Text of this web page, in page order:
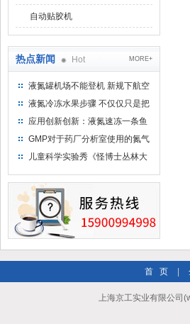
自动贴胶机
热点新闻 Hot MORE+
液氮罐机场不能登机 新规下航空
运输罐能否上飞机
液氮冷冻水果步骤 不仅仅只是把
水果扔到液氮中
应用创新创新：液氮速冻一条鱼
只需15分钟 保持活鲜一整年
GMP对于药厂分析室使用的氮气
钢瓶存放标准
儿童科学实验秀《怪博士丛林大
及
首 页
上海京工实业有限公司